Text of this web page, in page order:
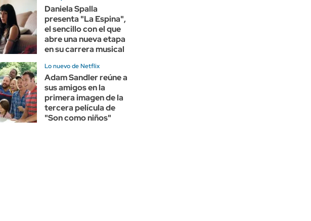
Daniela Spalla
presenta "La Espina",
el sencillo con el que
abre una nueva etapa
en su carrera musical
Lo nuevo de Netflix
Adam Sandler reúne a
sus amigos en la
primera imagen de la
tercera película de
"Son como niños"